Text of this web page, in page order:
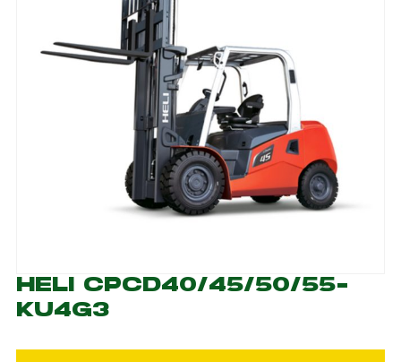
HELI CPCD40/45/50/55-
KU4G3